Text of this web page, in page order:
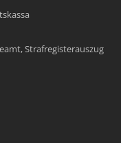
Strafregisterauszug